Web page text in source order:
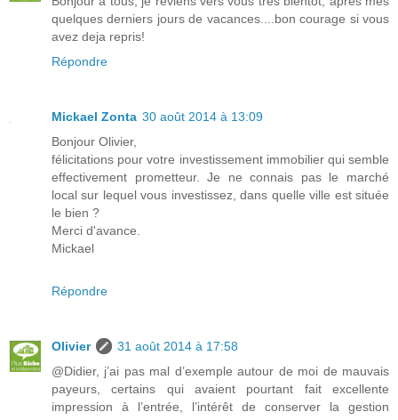
quelques derniers jours de vacances....bon courage si vous
avez deja repris!
Répondre
Mickael Zonta 30 août 2014 à 13:09
Bonjour Olivier,
félicitations pour votre investissement immobilier qui semble
effectivement prometteur. Je ne connais pas le marché
local sur lequel vous investissez, dans quelle ville est située
le bien ?
Merci d'avance.
Mickael
Répondre
Olivier
31 août 2014 à 17:58
@Didier, j’ai pas mal d’exemple autour de moi de mauvais
payeurs, certains qui avaient pourtant fait excellente
impression à l’entrée, l’intérêt de conserver la gestion